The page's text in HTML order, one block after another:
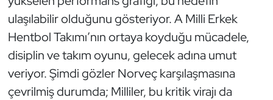
ulaşılabilir olduğunu gösteriyor. A Milli Erkek
Hentbol Takımı’nın ortaya koyduğu mücadele,
disiplin ve takım oyunu, gelecek adına umut
veriyor. Şimdi gözler Norveç karşılaşmasına
çevrilmiş durumda; Milliler, bu kritik virajı da